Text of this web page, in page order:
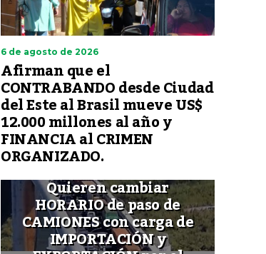
6 de agosto de 2026
Afirman que el
CONTRABANDO desde Ciudad
del Este al Brasil mueve US$
12.000 millones al año y
FINANCIA al CRIMEN
ORGANIZADO.
Quieren cambiar
HORARIO de paso de
CAMIONES con carga de
IMPORTACIÓN y